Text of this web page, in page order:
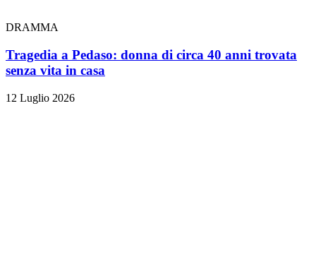
DRAMMA
Tragedia a Pedaso: donna di circa 40 anni trovata
senza vita in casa
12 Luglio 2026